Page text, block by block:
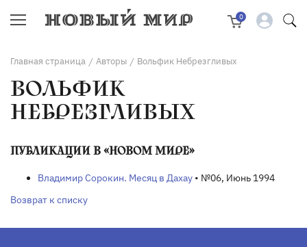
0
Главная страница / Авторы / Вольфик Небрезгливых
ВОЛЬФИК
НЕБРЕЗГЛИВЫХ
ПУБЛИКАЦИИ В «НОВОМ МИРЕ»
Владимир Сорокин. Месяц в Дахау • №06, Июнь 1994
Возврат к списку